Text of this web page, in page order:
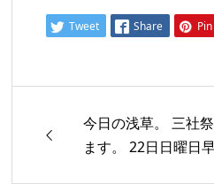
Tweet Share
今日の浅草。 三社
ます。 22日日曜日